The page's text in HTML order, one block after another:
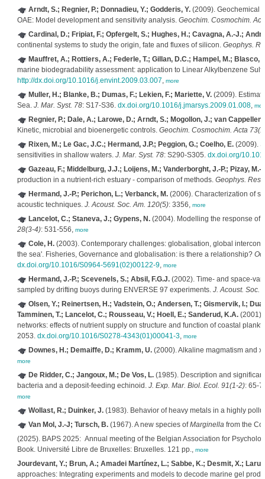
Arndt, S.; Regnier, P.; Donnadieu, Y.; Godderis, Y.(2009). Geochemical
OAE: Model development and sensitivity analysis. Geochim. Cosmochim.
Cardinal, D.; Fripiat, F.; Opfergelt, S.; Hughes, H.; Cavagna, A.-J.;
continental systems to study the origin, fate and fluxes of silicon. Geophys.
Mauffret, A.; Rottiers, A.; Federle, T.; Gillan, D.C.; Hampel, M.; Blasco,
marine biodegradability assessment: application to Linear Alkylbenzene
http://dx.doi.org/10.1016/j.envint.2009.03.007, more
Muller, H.; Blanke, B.; Dumas, F.; Lekien, F.; Mariette, V.(2009).
Sea. J. Mar. Syst. 78: S17-S36. dx.doi.org/10.1016/j.jmarsys.2009.01.008,
Regnier, P.; Dale, A.; Larowe, D.; Arndt, S.; Mogollon, J.; van Cappellen,
Kinetic, microbial and bioenergetic controls. Geochim. Cosmochim. Acta
Rixen, M.; Le Gac, J.C.; Hermand, J.P.; Peggion, G.; Coelho, E.(2009).
sensitivities in shallow waters. J. Mar. Syst. 78: S290-S305. dx.doi.org/
Gazeau, F.; Middelburg, J.J.; Loijens, M.; Vanderborght, J.-P.; Pizay, M.-
production in a nutrient-rich estuary - comparison of methods. Geophys. Res.
Hermand, J.-P.; Perichon, L.; Verbanck, M.(2006). Characterization of
acoustic techniques. J. Acoust. Soc. Am. 120(5): 3356, more
Lancelot, C.; Staneva, J.; Gypens, N.(2004). Modelling the response of
28(3-4): 531-556, more
Cole, H.(2003). Contemporary challenges: globalisation, global
the sea'. Fisheries, Governance and globalisation: is there a relationship?
dx.doi.org/10.1016/S0964-5691(02)00122-9, more
Hermand, J.-P.; Scevenels, S.; Absil, F.G.J.(2002). Time- and space-
sampled by drifting buoys during ENVERSE 97 experiments. J. Acoust. Soc.
Olsen, Y.; Reinertsen, H.; Vadstein, O.; Andersen, T.; Gismervik, I.;
Tamminen, T.; Lancelot, C.; Rousseau, V.; Hoell, E.; Sanderud, K.A.(2001).
networks: effects of nutrient supply on structure and function of coastal
2053. dx.doi.org/10.1016/S0278-4343(01)00041-3, more
Downes, H.; Demaiffe, D.; Kramm, U.(2000). Alkaline magmatism and
more
De Ridder, C.; Jangoux, M.; De Vos, L.(1985). Description and
bacteria and a deposit-feeding echinoid. J. Exp. Mar. Biol. Ecol. 91(1-2): 65-
more
Wollast, R.; Duinker, J.(1983). Behavior of heavy metals in a highly
Van Mol, J.-J; Tursch, B.(1967). A new species ofMarginellafrom the
(2025). BAPS 2025: Annual meeting of the Belgian Association for
Book. Université Libre de Bruxelles: Bruxelles. 121 pp., more
Jourdevant, Y.; Brun, A.; Amadei Martínez, L.; Sabbe, K.; Desmit, X.;
approaches: Integrating experiments and models to decode marine gel